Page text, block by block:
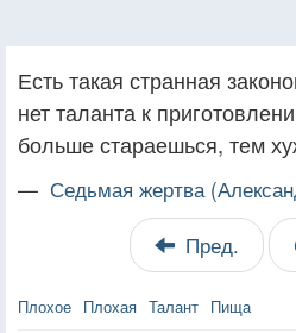
Есть такая странная
нет таланта к
больше стараешься, тем
— Седьмая жертва
Пред.
Плохое Плохая Талант Пища